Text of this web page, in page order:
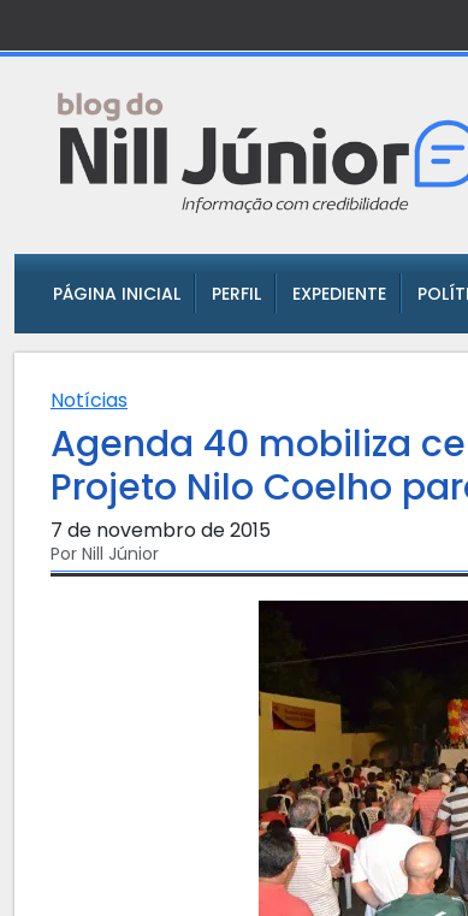
PÁGINA INICIAL PERFIL EXPEDIENTE
Notícias
Agenda 40 mobiliza
Projeto Nilo Coelho
7 de novembro de 2015
Por Nill Júnior